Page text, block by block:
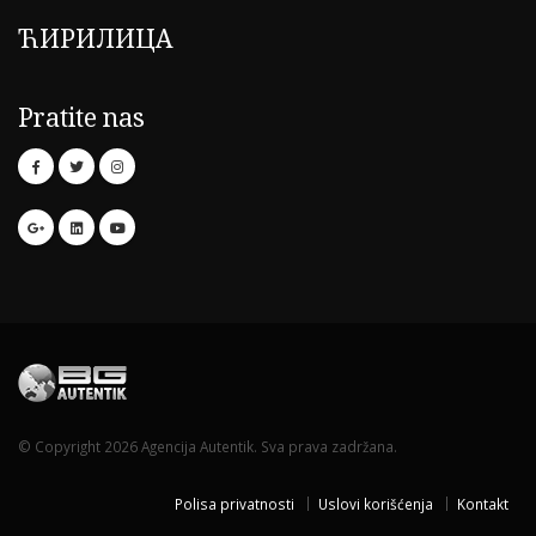
ЋИРИЛИЦА
Pratite nas
© Copyright 2026 Agencija Autentik. Sva prava zadržana.
Polisa privatnosti Uslovi korišćenja Kontakt